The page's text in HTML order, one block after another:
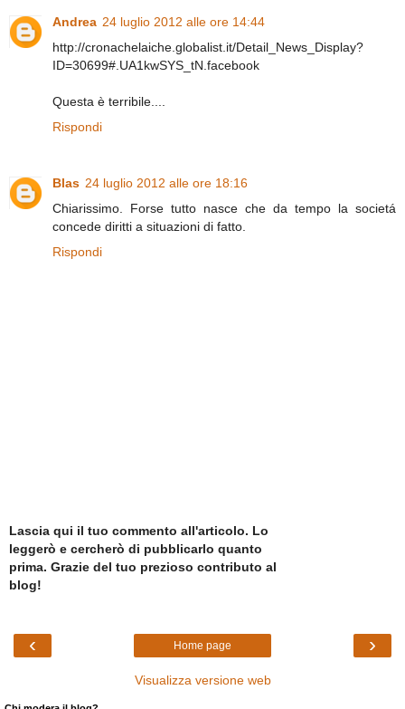
Andrea 24 luglio 2012 alle ore 14:44
http://cronachelaiche.globalist.it/Detail_News_Display?
ID=30699#.UA1kwSYS_tN.facebook
Questa è terribile....
Rispondi
Blas 24 luglio 2012 alle ore 18:16
Chiarissimo. Forse tutto nasce che da tempo la societá
concede diritti a situazioni di fatto.
Rispondi
Lascia qui il tuo commento all'articolo. Lo
leggerò e cercherò di pubblicarlo quanto
prima. Grazie del tuo prezioso contributo al
blog!
‹ ›
Home page
Visualizza versione web